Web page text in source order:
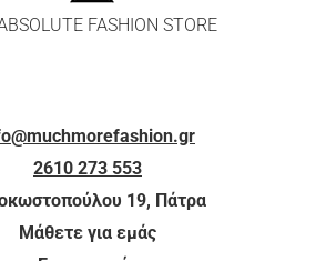
FASHION STORE
2610 273 553
19, Πάτρα
Μάθετε για εμάς